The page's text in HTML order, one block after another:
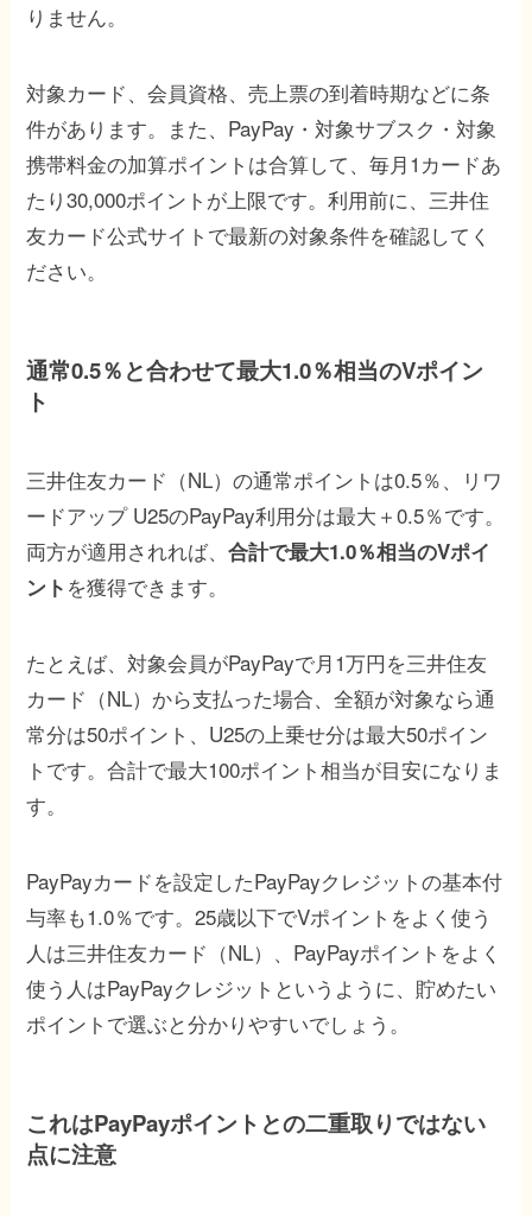
りません。
対象カード、会員資格、売上票の到着時期などに条
件があります。また、PayPay・対象サブスク・対象
携帯料金の加算ポイントは合算して、毎月1カードあ
たり30,000ポイントが上限です。利用前に、三井住
友カード公式サイトで最新の対象条件を確認してく
ださい。
通常0.5％と合わせて最大1.0％相当のVポイン
ト
三井住友カード（NL）の通常ポイントは0.5％、リワ
ードアップ U25のPayPay利用分は最大＋0.5％です。
両方が適用されれば、合計で最大1.0％相当のVポイ
ント を獲得できます。
たとえば、対象会員がPayPayで月1万円を三井住友
カード（NL）から支払った場合、全額が対象なら通
常分は50ポイント、U25の上乗せ分は最大50ポイン
トです。合計で最大100ポイント相当が目安になりま
す。
PayPayカードを設定したPayPayクレジットの基本付
与率も1.0％です。25歳以下でVポイントをよく使う
人は三井住友カード（NL）、PayPayポイントをよく
使う人はPayPayクレジットというように、貯めたい
ポイントで選ぶと分かりやすいでしょう。
これはPayPayポイントとの二重取りではない
点に注意